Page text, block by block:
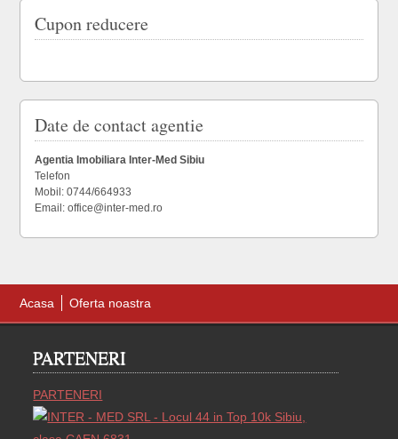
Cupon reducere
Date de contact agentie
Agentia Imobiliara Inter-Med Sibiu
Telefon
Mobil: 0744/664933
Email: office@inter-med.ro
Acasa Oferta noastra
PARTENERI
PARTENERI